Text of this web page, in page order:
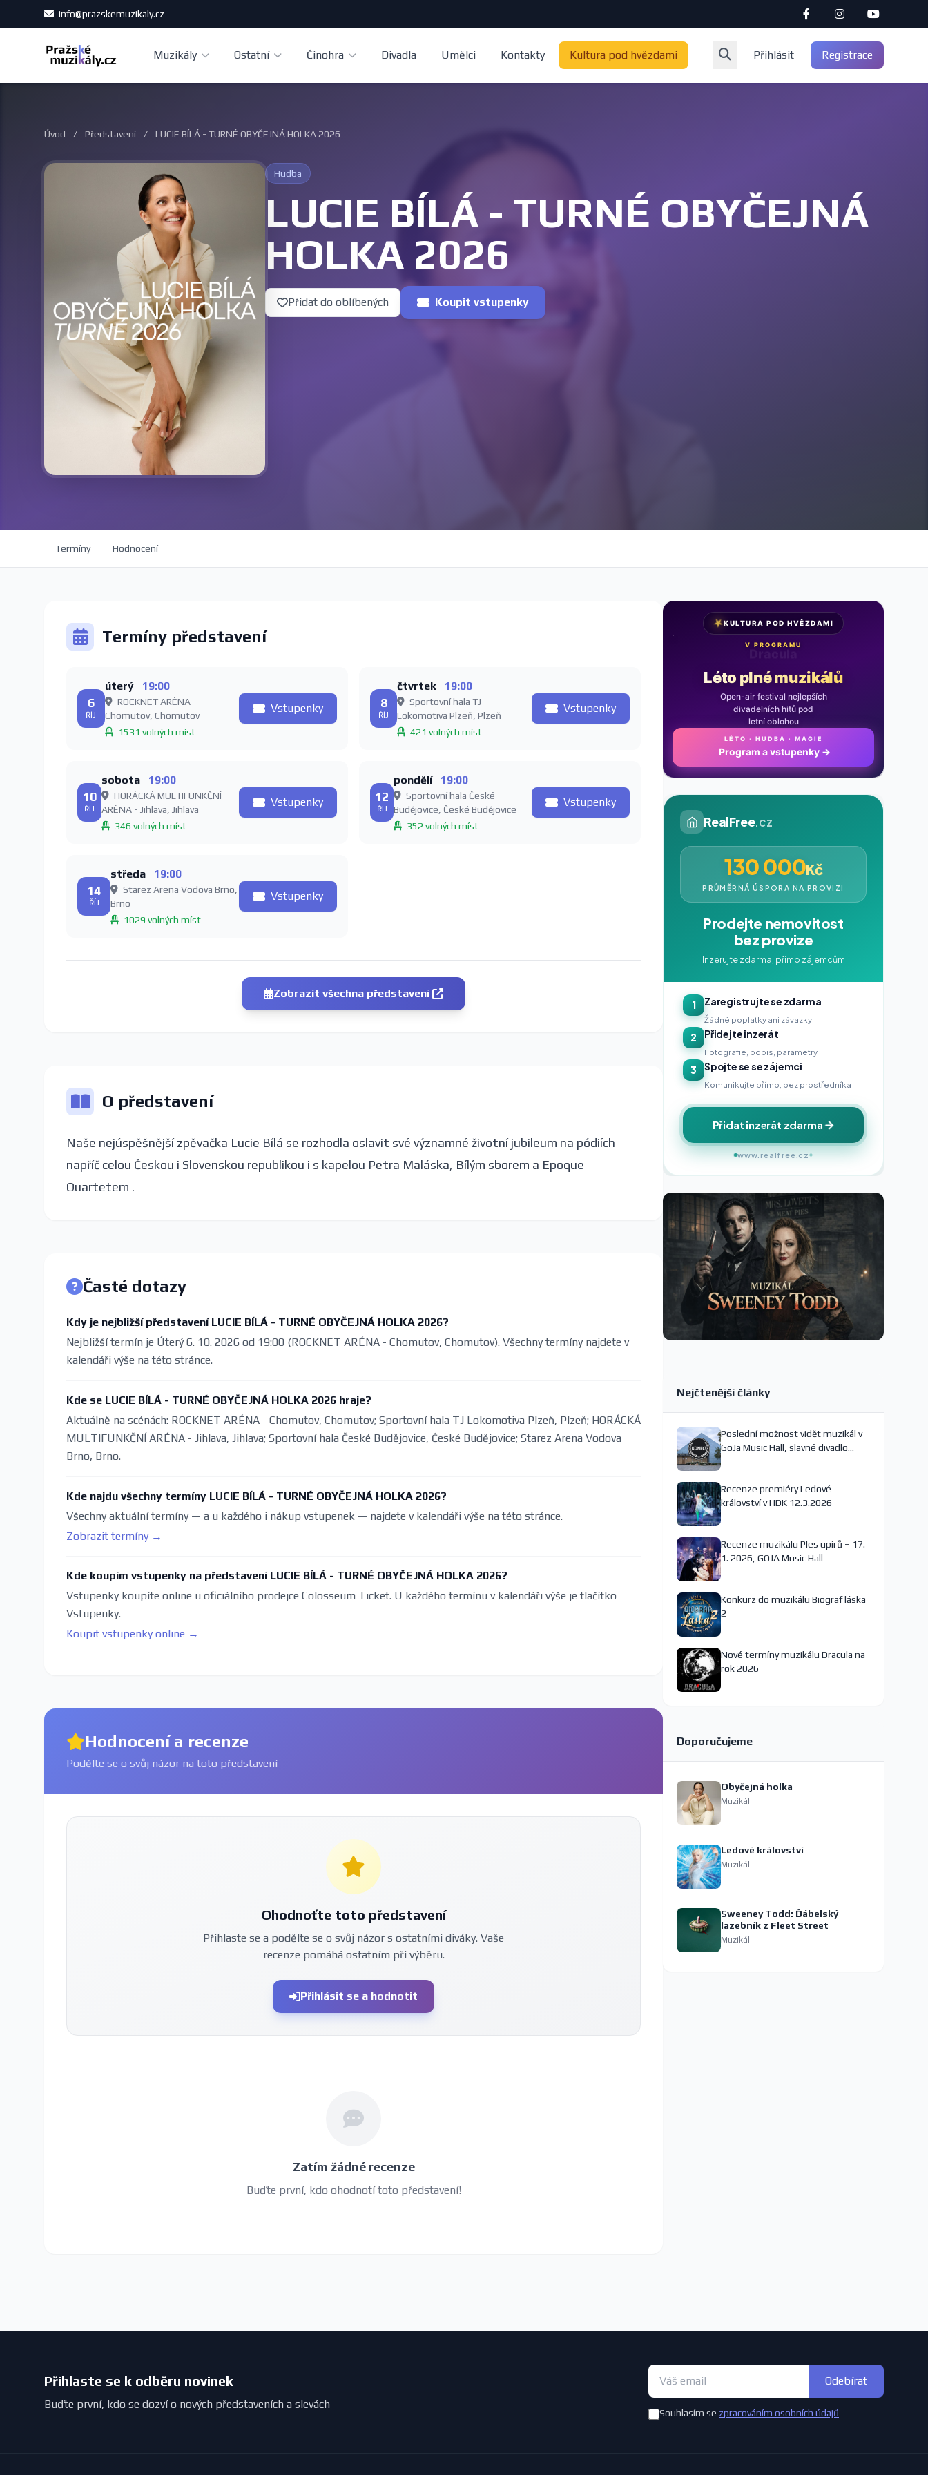
info@prazskemuzikaly.cz
Muzikály Ostatní Činohra Divadla Umělci Kontakty Kultura pod hvězdami Přihlásit Registrace
Úvod / Představení / LUCIE BÍLÁ - TURNÉ OBYČEJNÁ HOLKA 2026
Hudba
LUCIE BÍLÁ - TURNÉ OBYČEJNÁ
HOLKA 2026
Přidat do oblíbených Koupit vstupenky
Termíny Hodnocení
Termíny představení
6
ŘÍJ
úterý 19:00
ROCKNET ARÉNA -
Chomutov, Chomutov
1531 volných míst
Vstupenky 8
ŘÍJ
čtvrtek 19:00
Sportovní hala TJ
Lokomotiva Plzeň, Plzeň
421 volných míst
Vstupenky
10
ŘÍJ
sobota 19:00
HORÁCKÁ MULTIFUNKČNÍ
ARÉNA - Jihlava, Jihlava
346 volných míst
Vstupenky 12
ŘÍJ
pondělí 19:00
Sportovní hala České
Budějovice, České Budějovice
352 volných míst
Vstupenky
14
ŘÍJ
středa 19:00
Starez Arena Vodova Brno,
Brno
1029 volných míst
Vstupenky
Zobrazit všechna představení
O představení
Naše nejúspěšnější zpěvačka Lucie Bílá se rozhodla oslavit své významné životní jubileum na pódiích
napříč celou Českou i Slovenskou republikou i s kapelou Petra Maláska, Bílým sborem a Epoque
Quartetem .
Časté dotazy
Kdy je nejbližší představení LUCIE BÍLÁ - TURNÉ OBYČEJNÁ HOLKA 2026?
Nejbližší termín je Úterý 6. 10. 2026 od 19:00 (ROCKNET ARÉNA - Chomutov, Chomutov). Všechny termíny najdete v
kalendáři výše na této stránce.
Kde se LUCIE BÍLÁ - TURNÉ OBYČEJNÁ HOLKA 2026 hraje?
Aktuálně na scénách: ROCKNET ARÉNA - Chomutov, Chomutov; Sportovní hala TJ Lokomotiva Plzeň, Plzeň; HORÁCKÁ
MULTIFUNKČNÍ ARÉNA - Jihlava, Jihlava; Sportovní hala České Budějovice, České Budějovice; Starez Arena Vodova
Brno, Brno.
Kde najdu všechny termíny LUCIE BÍLÁ - TURNÉ OBYČEJNÁ HOLKA 2026?
Všechny aktuální termíny — a u každého i nákup vstupenek — najdete v kalendáři výše na této stránce.
Zobrazit termíny →
Kde koupím vstupenky na představení LUCIE BÍLÁ - TURNÉ OBYČEJNÁ HOLKA 2026?
Vstupenky koupíte online u oficiálního prodejce Colosseum Ticket. U každého termínu v kalendáři výše je tlačítko
Vstupenky.
Koupit vstupenky online →
Hodnocení a recenze
Podělte se o svůj názor na toto představení
Ohodnoťte toto představení
Přihlaste se a podělte se o svůj názor s ostatními diváky. Vaše
recenze pomáhá ostatním při výběru.
Přihlásit se a hodnotit
Zatím žádné recenze
Buďte první, kdo ohodnotí toto představení!
★KULTURA POD HVĚZDAMI
V PROGRAMU
Léto plné muzikálů
Open-air festival nejlepších
divadelních hitů pod
letní oblohou
LÉTO · HUDBA · MAGIE
Program a vstupenky →
RealFree.cz
130 000Kč
PRŮMĚRNÁ ÚSPORA NA PROVIZI
Prodejte nemovitost
bez provize
Inzerujte zdarma, přímo zájemcům
1 Zaregistrujte se zdarma
Žádné poplatky ani závazky
2 Přidejte inzerát
Fotografie, popis, parametry
3 Spojte se se zájemci
Komunikujte přímo, bez prostředníka
Přidat inzerát zdarma
www.realfree.cz
Nejčtenější články
Poslední možnost vidět muzikál v
GoJa Music Hall, slavné divadlo
Recenze premiéry Ledové
království v HDK 12.3.2026
Recenze muzikálu Ples upírů – 17.
1. 2026, GOJA Music Hall
Konkurz do muzikálu Biograf láska
2
Nové termíny muzikálu Dracula na
rok 2026
Doporučujeme
Obyčejná holka
Muzikál
Ledové království
Muzikál
Sweeney Todd: Ďábelský
lazebník z Fleet Street
Muzikál
Přihlaste se k odběru novinek
Buďte první, kdo se dozví o nových představeních a slevách
Odebírat
Souhlasím se zpracováním osobních údajů